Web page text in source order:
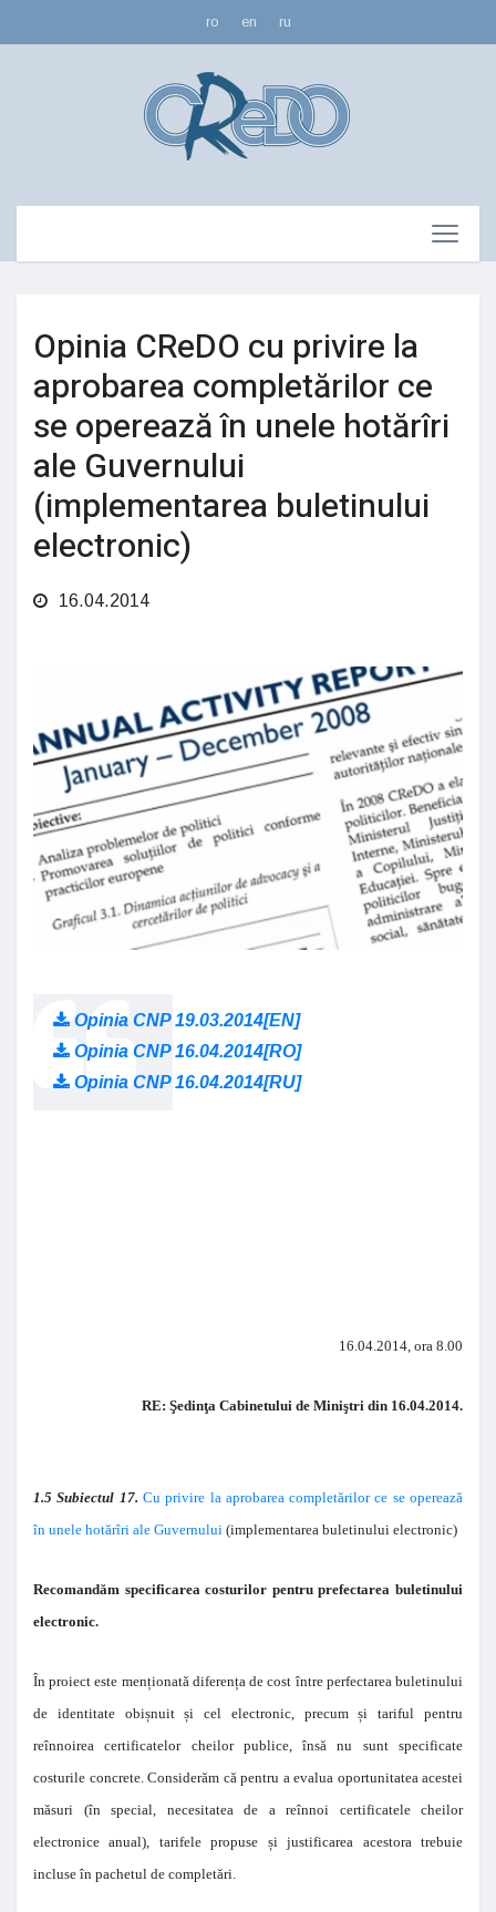
ro en ru
Opinia CReDO cu privire la
aprobarea completărilor ce
se operează în unele hotărîri
ale Guvernului
(implementarea buletinului
electronic)
16.04.2014
Opinia CNP 19.03.2014[EN]
Opinia CNP 16.04.2014[RO]
Opinia CNP 16.04.2014[RU]
16.04.2014, ora 8.00
RE: Şedinţa Cabinetului de Miniştri din 16.04.2014.
1.5 Subiectul 17. Cu privire la aprobarea completărilor ce se operează
în unele hotărîri ale Guvernului (implementarea buletinului electronic)
Recomandăm specificarea costurilor pentru prefectarea buletinului
electronic.
În proiect este menționată diferența de cost între perfectarea buletinului
de identitate obișnuit și cel electronic, precum și tariful pentru
reînnoirea certificatelor cheilor publice, însă nu sunt specificate
costurile concrete. Considerăm că pentru a evalua oportunitatea acestei
măsuri (în special, necesitatea de a reînnoi certificatele cheilor
electronice anual), tarifele propuse și justificarea acestora trebuie
incluse în pachetul de completări.